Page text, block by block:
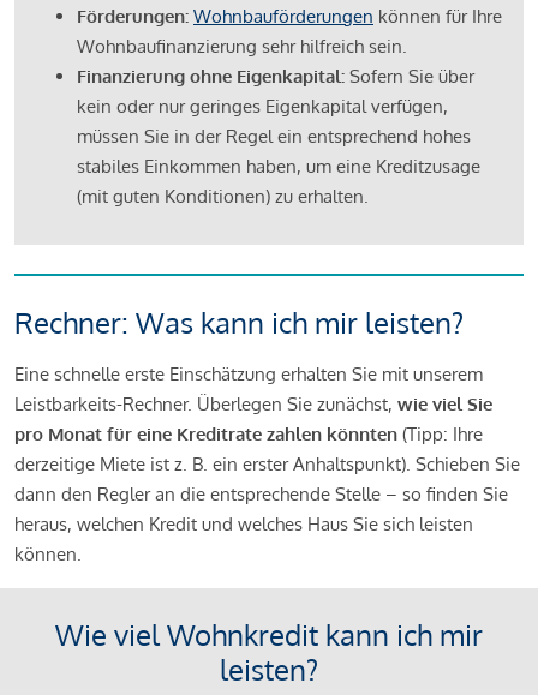
Förderungen: Wohnbauförderungen können für Ihre
Wohnbaufinanzierung sehr hilfreich sein.
Finanzierung ohne Eigenkapital: Sofern Sie über
kein oder nur geringes Eigenkapital verfügen,
müssen Sie in der Regel ein entsprechend hohes
stabiles Einkommen haben, um eine Kreditzusage
(mit guten Konditionen) zu erhalten.
Rechner: Was kann ich mir leisten?
Eine schnelle erste Einschätzung erhalten Sie mit unserem
Leistbarkeits-Rechner. Überlegen Sie zunächst, wie viel Sie
pro Monat für eine Kreditrate zahlen könnten (Tipp: Ihre
derzeitige Miete ist z. B. ein erster Anhaltspunkt). Schieben Sie
dann den Regler an die entsprechende Stelle – so finden Sie
heraus, welchen Kredit und welches Haus Sie sich leisten
können.
Wie viel Wohnkredit kann ich mir
leisten?